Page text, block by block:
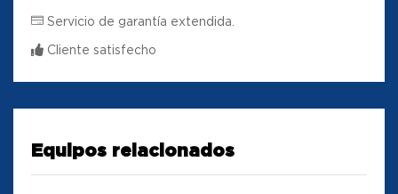
Servicio de garantía extendida.
Cliente satisfecho
Equipos relacionados